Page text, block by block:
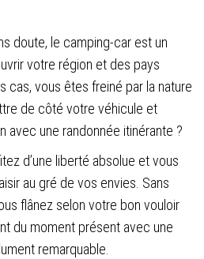
doute, le camping-car est un
votre région et des pays
cas, vous êtes freiné par la nature
de côté votre véhicule et
avec une randonnée itinérante ?
d’une liberté absolue et vous
au gré de vos envies. Sans
flânez selon votre bon vouloir
du moment présent avec une
remarquable.